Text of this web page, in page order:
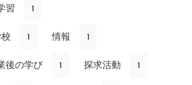
習 1
1 情報 1
後の学び 1 探求活動 1